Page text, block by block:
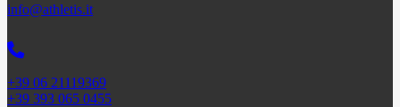
info@athletis.it
+39 06 21119369
+39 393 065 0455